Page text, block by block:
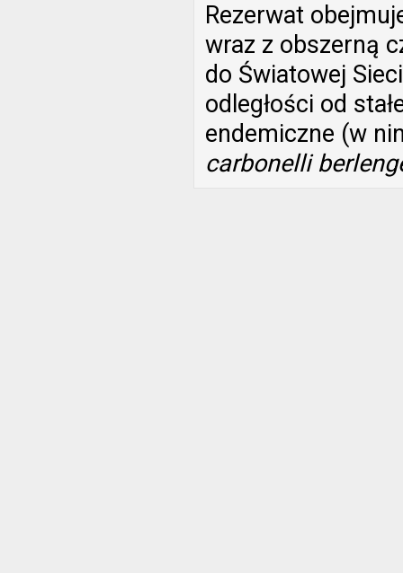
Rezerwat
wraz z obszerną
do Światowej
odległości od
endemiczne (w
carbonelli